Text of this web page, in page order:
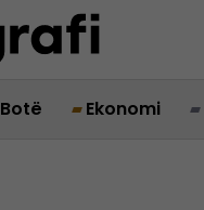
Botë Ekonomi